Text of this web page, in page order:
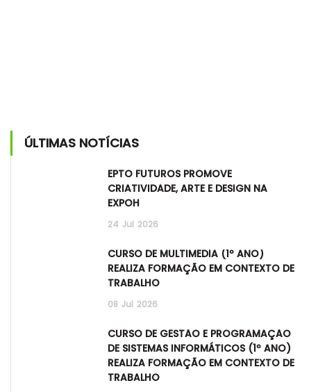
ÚLTIMAS NOTÍCIAS
EPTO FUTUROS PROMOVE
CRIATIVIDADE, ARTE E DESIGN NA
EXPOH
24 Jul 2026
CURSO DE MULTIMÉDIA (1º ANO)
REALIZA FORMAÇÃO EM CONTEXTO DE
TRABALHO
08 Jul 2026
CURSO DE GESTÃO E PROGRAMAÇÃO
DE SISTEMAS INFORMÁTICOS (1º ANO)
REALIZA FORMAÇÃO EM CONTEXTO DE
TRABALHO